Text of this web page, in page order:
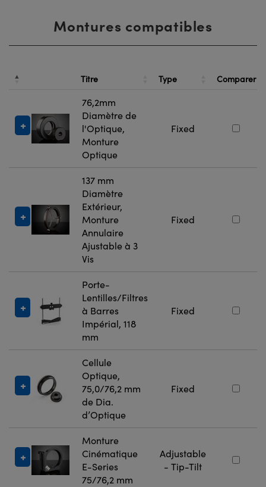
Montures compatibles
Titre Type Comparer
76,2mm
Diamètre de
l'Optique,
Monture
Optique
Fixed
137 mm
Diamètre
Extérieur,
Monture
Annulaire
Ajustable à 3
Vis
Fixed
Porte-
Lentilles/Filtres
à Barres
Impérial, 118
mm
Fixed
Cellule
Optique,
75,0/76,2 mm
de Dia.
d’Optique
Fixed
Monture
Cinématique
E-Series
75/76,2 mm
Adjustable
- Tip-Tilt